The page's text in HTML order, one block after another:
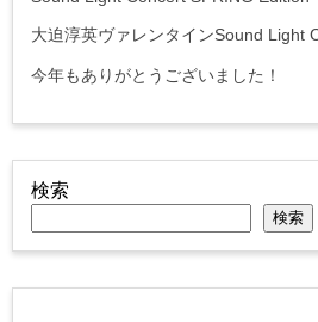
大迫淳英ヴァレンタインSound Light
今年もありがとうございました！
検索
検索